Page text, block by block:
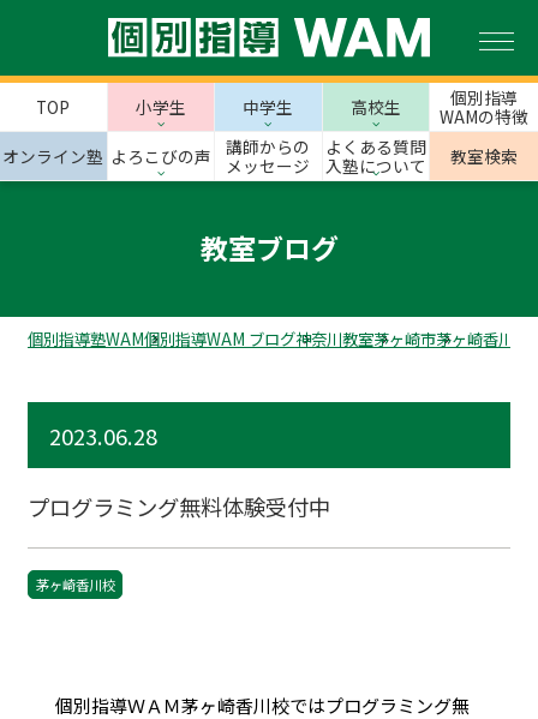
TOP 小学生 中学生 高校生
個別指導
WAMの特徴
オンライン塾 よろこびの声
講師からの
メッセージ
よくある質問
入塾について
教室検索
教室ブログ
個別指導塾WAM個別指導WAM ブログ神奈川教室茅ヶ崎市茅ヶ崎香川校
2023.06.28
プログラミング無料体験受付中
茅ヶ崎香川校
個別指導ＷＡＭ茅ヶ崎香川校ではプログラミング無